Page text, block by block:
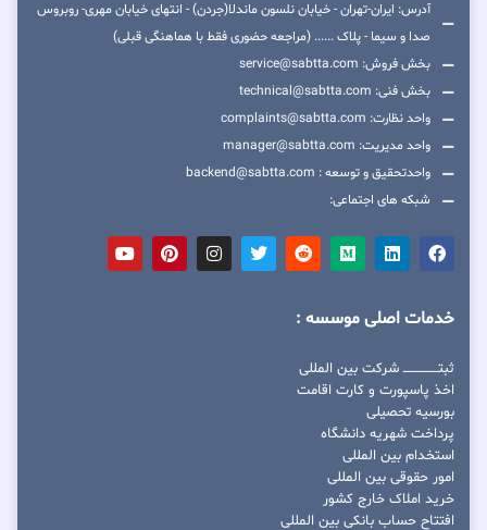
آدرس: ایران-تهران - خیابان نلسون ماندلا(جردن) - انتهای خیابان مهری- روبروس
صدا و سیما - پلاک ...... (مراجعه حضوری فقط با هماهنگی قبلی)
بخش فروش: service@sabtta.com
بخش فنی: technical@sabtta.com
واحد نظارت: complaints@sabtta.com
واحد مدیریت: manager@sabtta.com
واحدتحقیق و توسعه : backend@sabtta.com
شبکه های اجتماعی:
خدمات اصلی موسسه :
ثبتــــــــــــــــ شرکت بین المللی
اخذ پاسپورت و کارت اقامت
بورسیه تحصیلی
پرداخت شهریه دانشگاه
استخدام بین المللی
امور حقوقی بین المللی
خرید املاک خارج کشور
افتتاح حساب بانکی بین المللی